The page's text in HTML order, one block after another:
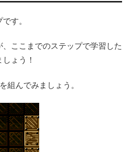
す。
ここまでのステップで学習した
ょう！
組んでみましょう。